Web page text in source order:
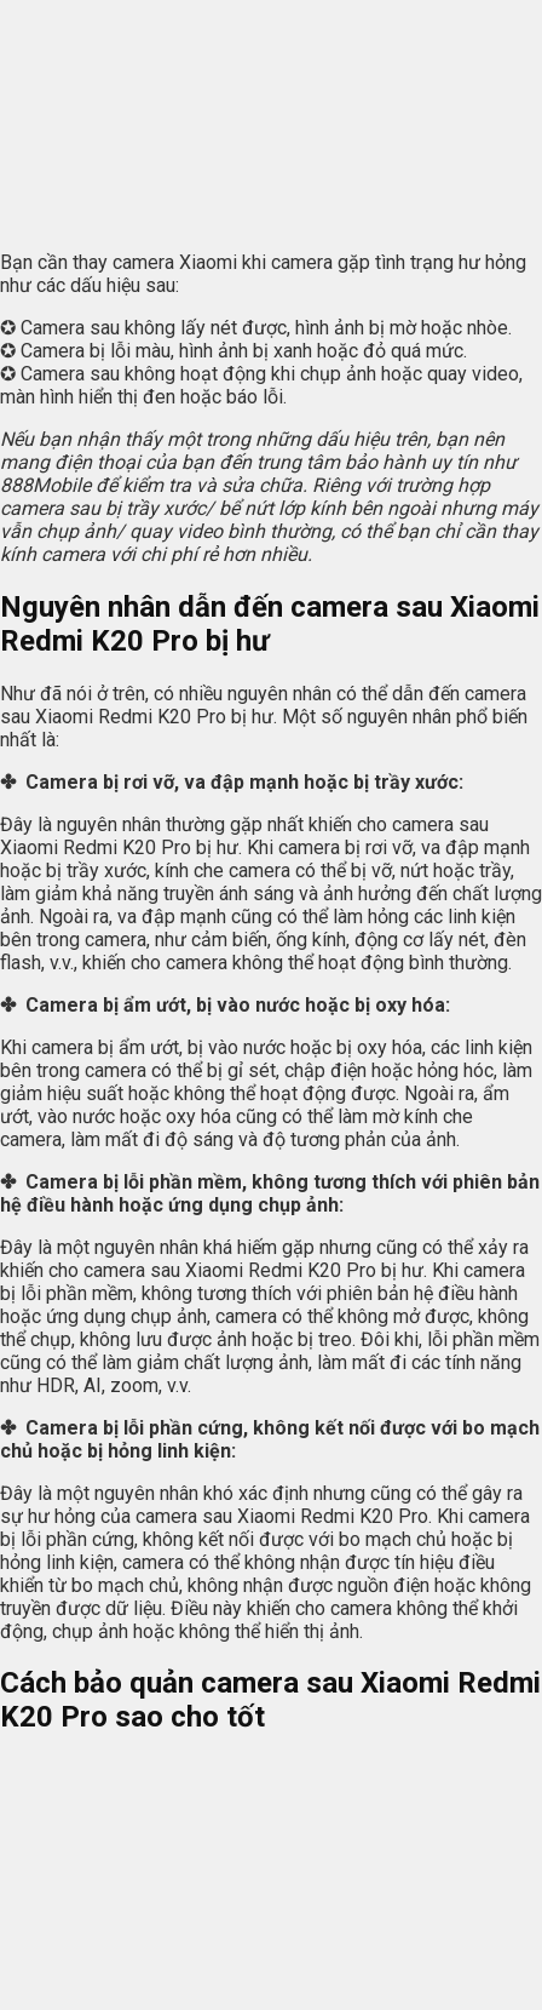
Bạn cần thay camera Xiaomi khi camera gặp tình trạng hư hỏng
như các dấu hiệu sau:
✪ Camera sau không lấy nét được, hình ảnh bị mờ hoặc nhòe.
✪ Camera bị lỗi màu, hình ảnh bị xanh hoặc đỏ quá mức.
✪ Camera sau không hoạt động khi chụp ảnh hoặc quay video,
màn hình hiển thị đen hoặc báo lỗi.
Nếu bạn nhận thấy một trong những dấu hiệu trên, bạn nên
mang điện thoại của bạn đến trung tâm bảo hành uy tín như
888Mobile để kiểm tra và sửa chữa. Riêng với trường hợp
camera sau bị trầy xước/ bể nứt lớp kính bên ngoài nhưng máy
vẫn chụp ảnh/ quay video bình thường, có thể bạn chỉ cần thay
kính camera với chi phí rẻ hơn nhiều.
Nguyên nhân dẫn đến camera sau Xiaomi
Redmi K20 Pro bị hư
Như đã nói ở trên, có nhiều nguyên nhân có thể dẫn đến camera
sau Xiaomi Redmi K20 Pro bị hư. Một số nguyên nhân phổ biến
nhất là:
✤ Camera bị rơi vỡ, va đập mạnh hoặc bị trầy xước:
Đây là nguyên nhân thường gặp nhất khiến cho camera sau
Xiaomi Redmi K20 Pro bị hư. Khi camera bị rơi vỡ, va đập mạnh
hoặc bị trầy xước, kính che camera có thể bị vỡ, nứt hoặc trầy,
làm giảm khả năng truyền ánh sáng và ảnh hưởng đến chất lượng
ảnh. Ngoài ra, va đập mạnh cũng có thể làm hỏng các linh kiện
bên trong camera, như cảm biến, ống kính, động cơ lấy nét, đèn
flash, v.v., khiến cho camera không thể hoạt động bình thường.
✤ Camera bị ẩm ướt, bị vào nước hoặc bị oxy hóa:
Khi camera bị ẩm ướt, bị vào nước hoặc bị oxy hóa, các linh kiện
bên trong camera có thể bị gỉ sét, chập điện hoặc hỏng hóc, làm
giảm hiệu suất hoặc không thể hoạt động được. Ngoài ra, ẩm
ướt, vào nước hoặc oxy hóa cũng có thể làm mờ kính che
camera, làm mất đi độ sáng và độ tương phản của ảnh.
✤ Camera bị lỗi phần mềm, không tương thích với phiên bản
hệ điều hành hoặc ứng dụng chụp ảnh:
Đây là một nguyên nhân khá hiếm gặp nhưng cũng có thể xảy ra
khiến cho camera sau Xiaomi Redmi K20 Pro bị hư. Khi camera
bị lỗi phần mềm, không tương thích với phiên bản hệ điều hành
hoặc ứng dụng chụp ảnh, camera có thể không mở được, không
thể chụp, không lưu được ảnh hoặc bị treo. Đôi khi, lỗi phần mềm
cũng có thể làm giảm chất lượng ảnh, làm mất đi các tính năng
như HDR, AI, zoom, v.v.
✤ Camera bị lỗi phần cứng, không kết nối được với bo mạch
chủ hoặc bị hỏng linh kiện:
Đây là một nguyên nhân khó xác định nhưng cũng có thể gây ra
sự hư hỏng của camera sau Xiaomi Redmi K20 Pro. Khi camera
bị lỗi phần cứng, không kết nối được với bo mạch chủ hoặc bị
hỏng linh kiện, camera có thể không nhận được tín hiệu điều
khiển từ bo mạch chủ, không nhận được nguồn điện hoặc không
truyền được dữ liệu. Điều này khiến cho camera không thể khởi
động, chụp ảnh hoặc không thể hiển thị ảnh.
Cách bảo quản camera sau Xiaomi Redmi
K20 Pro sao cho tốt